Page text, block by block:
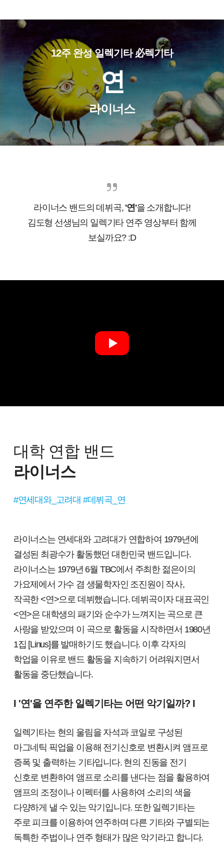
12주 완성 일렉기타 必렉기타
연
라이너스
라이너스 밴드의 데뷔곡, '연'을 소개합니다!
김도형 선생님의 일렉기타 연주 영상부터 함께
보실까요? :D
대학 연합 밴드
라이너스
#연세대와_고려대 #데뷔곡_연
라이너스는 연세대와 고려대가 연합하여 1979년에
결성된 최광수가 활동했던 대한민국 밴드입니다.
라이너스는 1979년 6월 TBC에서 주최한 젊은이의
가요제에서 가수 겸 생물학자인 조진원이 작사,
작곡한 <연>으로 데뷔했습니다. 데뷔곡이자 대표곡인
<연>은 대학생의 패기와 순수가 느껴지는 곡으로 큰
사랑을 받았으며 이 곡으로 활동을 시작하면서 1980년
1집 [Linus]를 발매하기도 했습니다. 이후 각자의
학업을 이유로 밴드 활동을 지속하기 어려워지면서
활동을 중단했습니다.
I '연'을 연주한 일렉기타는 어떤 악기일까? I
일렉기타는 현의 울림을 자석과 코일로 구성된
마그네틱 픽업을 이용해 전기신호로 변환시켜 앰프로
증폭 및 출력하는 기타입니다. 현의 진동을 전기
신호로 변환하여 앰프로 소리를 낸다는 점을 활용하여
앰프의 조정이나 이펙터를 사용하여 소리의 색을
다양하게 낼 수 있는 악기입니다. 또한 일렉기타는
주로 피크를 이용하여 연주하며 다른 기타와 구별되는
독특한 주법이나 연주 형태가 많은 악기라고 합니다.